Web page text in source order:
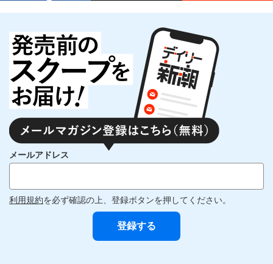
メールアドレス
利用規約を必ず確認の上、登録ボタンを押してください。